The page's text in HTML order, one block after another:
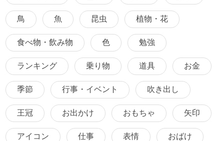
鳥 魚 昆虫 植物・花
食べ物・飲み物 色 勉強
ランキング 乗り物 道具 お金
季節 行事・イベント 吹き出し
王冠 お出かけ おもちゃ 矢印
アイコン 仕事 表情 おばけ